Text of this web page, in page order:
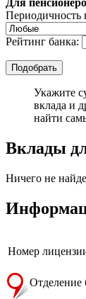
Периодичность
Рейтинг банка:
Укажите
вклада и
найти
Вклады
Ничего не
Номер
Отделение